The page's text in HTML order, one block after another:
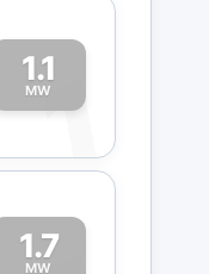
1.1
MW
1
1.7
MW